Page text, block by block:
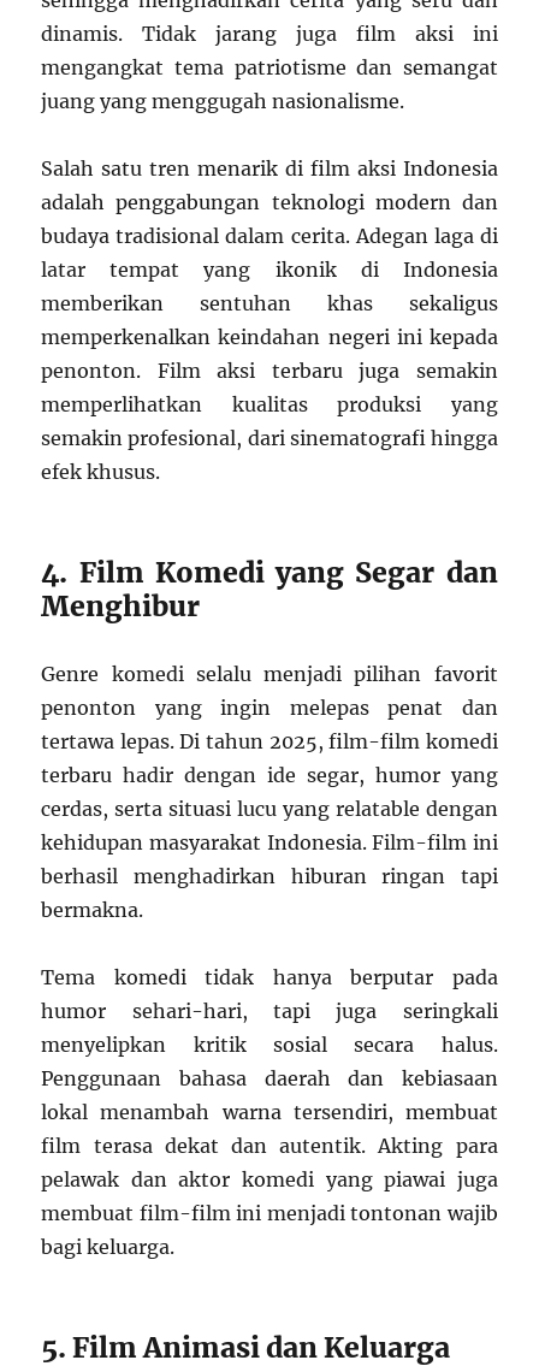
dinamis. Tidak jarang juga film aksi ini
mengangkat tema patriotisme dan semangat
juang yang menggugah nasionalisme.
Salah satu tren menarik di film aksi Indonesia
adalah penggabungan teknologi modern dan
budaya tradisional dalam cerita. Adegan laga di
latar tempat yang ikonik di Indonesia
memberikan sentuhan khas sekaligus
memperkenalkan keindahan negeri ini kepada
penonton. Film aksi terbaru juga semakin
memperlihatkan kualitas produksi yang
semakin profesional, dari sinematografi hingga
efek khusus.
4. Film Komedi yang Segar dan
Menghibur
Genre komedi selalu menjadi pilihan favorit
penonton yang ingin melepas penat dan
tertawa lepas. Di tahun 2025, film-film komedi
terbaru hadir dengan ide segar, humor yang
cerdas, serta situasi lucu yang relatable dengan
kehidupan masyarakat Indonesia. Film-film ini
berhasil menghadirkan hiburan ringan tapi
bermakna.
Tema komedi tidak hanya berputar pada
humor sehari-hari, tapi juga seringkali
menyelipkan kritik sosial secara halus.
Penggunaan bahasa daerah dan kebiasaan
lokal menambah warna tersendiri, membuat
film terasa dekat dan autentik. Akting para
pelawak dan aktor komedi yang piawai juga
membuat film-film ini menjadi tontonan wajib
bagi keluarga.
5. Film Animasi dan Keluarga